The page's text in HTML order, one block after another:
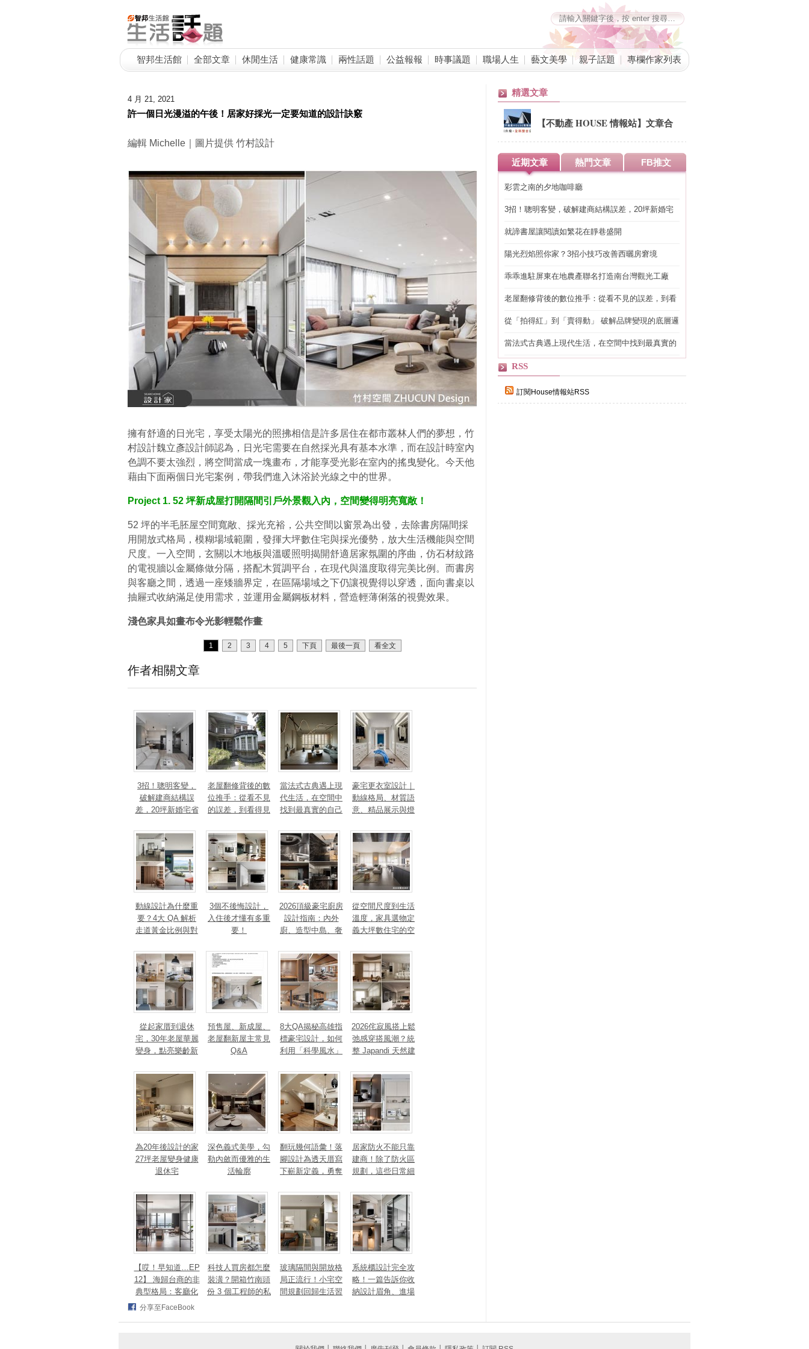
智邦生活館 全部文章 休閒生活 健康常識 兩性話題 公益報報 時事議題 職場人生 藝文美學 親子話題 專欄作家列表
4 月 21, 2021
許一個日光漫溢的午後！居家好採光一定要知道的設計訣竅
編輯 Michelle｜圖片提供 竹村設計
擁有舒適的日光宅，享受太陽光的照拂相信是許多居住在都市叢林人們的夢想，竹
村設計魏立彥設計師認為，日光宅需要在自然採光具有基本水準，而在設計時室內
色調不要太強烈，將空間當成一塊畫布，才能享受光影在室內的搖曳變化。今天他
藉由下面兩個日光宅案例，帶我們進入沐浴於光線之中的世界。
Project 1. 52 坪新成屋打開隔間引戶外景觀入內，空間變得明亮寬敞！
52 坪的半毛胚屋空間寬敞、採光充裕，公共空間以窗景為出發，去除書房隔間採
用開放式格局，模糊場域範圍，發揮大坪數住宅與採光優勢，放大生活機能與空間
尺度。一入空間，玄關以木地板與溫暖照明揭開舒適居家氛圍的序曲，仿石材紋路
的電視牆以金屬條做分隔，搭配木質調平台，在現代與溫度取得完美比例。而書房
與客廳之間，透過一座矮牆界定，在區隔場域之下仍讓視覺得以穿透，面向書桌以
抽屜式收納滿足使用需求，並運用金屬鋼板材料，營造輕薄俐落的視覺效果。
淺色家具如畫布令光影輕鬆作畫
1 2 3 4 5 下頁 最後一頁 看全文
作者相關文章
3招！聰明客變，
破解建商結構誤
差，20坪新婚宅省
錢
老屋翻修背後的數
位推手：從看不見
的誤差，到看得見
當法式古典遇上現
代生活，在空間中
找到最真實的自己
豪宅更衣室設計｜
動線格局、材質語
意、精品展示與燈
打造高訂生活儀式
動線設計為什麼重
要？4大 QA 解析
走道黃金比例與對
3個不後悔設計，
入住後才懂有多重
要！
2026頂級豪宅廚房
設計指南：內外
廚、造型中島、奢
讓廚房從空間配角
變主角！
從空間尺度到生活
溫度，家具選物定
義大坪數住宅的空
從起家厝到退休
宅，30年老屋華麗
變身，點亮樂齡新
法、英指標設計大
獎！
預售屋、新成屋、
老屋翻新屋主常見
Q&A
8大QA揭秘高雄指
標豪宅設計，如何
利用「科學風水」
量磁場？
2026侘寂風搭上鬆
弛感穿搭風潮？統
整 Japandi 天然建
有風靡全球的軟裝
家具推薦
為20年後設計的家
27坪老屋變身健康
退休宅
深色義式美學，勾
勒內斂而優雅的生
活輪廓
翻玩幾何語彙！落
腳設計為透天厝寫
下嶄新定義，勇奪
TAN 國際大獎
居家防火不能只靠
建商！除了防火區
規劃，這些日常細
【哎！早知道…EP
12】 海歸台商的非
典型格局：客廳化
身面海創作空間，
科技人買房都怎麼
裝潢？開箱竹南頭
份 3 個工程師的私
玻璃隔間與開放格
局正流行！小宅空
間規劃回歸生活習
系統櫃設計完全攻
略！一篇告訴你收
納設計眉角、進場
分享至FaceBook
精選文章
【不動產 HOUSE 情報站】文章合
併公告
近期文章 熱門文章 FB推文
彩雲之南的夕地咖啡廳
3招！聰明客變，破解建商結構誤差，20坪新婚宅
就諦書屋讓閱讀如繁花在靜巷盛開
陽光烈焰照你家？3招小技巧改善西曬房窘境
乖乖進駐屏東在地農產聯名打造南台灣觀光工廠
老屋翻修背後的數位推手：從看不見的誤差，到看
從「拍得紅」到「賣得動」 破解品牌變現的底層邏
當法式古典遇上現代生活，在空間中找到最真實的
RSS
訂閱House情報站RSS